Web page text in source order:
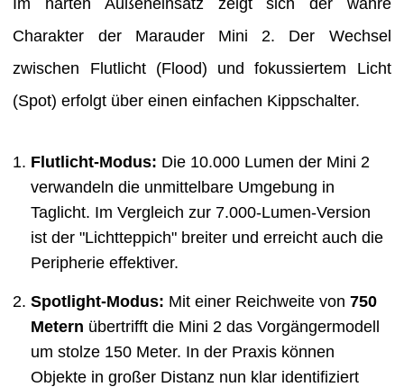
Im harten Außeneinsatz zeigt sich der wahre
Charakter der Marauder Mini 2. Der Wechsel
zwischen Flutlicht (Flood) und fokussiertem Licht
(Spot) erfolgt über einen einfachen Kippschalter.
Flutlicht-Modus: Die 10.000 Lumen der Mini 2
verwandeln die unmittelbare Umgebung in
Taglicht. Im Vergleich zur 7.000-Lumen-Version
ist der "Lichtteppich" breiter und erreicht auch die
Peripherie effektiver.
Spotlight-Modus: Mit einer Reichweite von750
Metern übertrifft die Mini 2 das Vorgängermodell
um stolze 150 Meter. In der Praxis können
Objekte in großer Distanz nun klar identifiziert